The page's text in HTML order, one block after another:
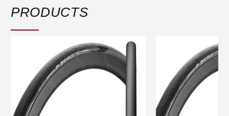
PRODUCTS